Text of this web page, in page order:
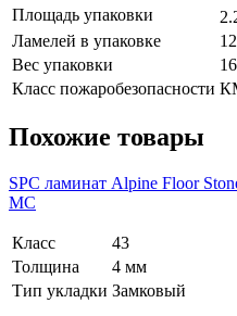
Площадь упаковки
Ламелей в упаковке
Вес упаковки
Класс пожаробезопасности
Похожие товары
SPC ламинат Alpine Floor
MC
Класс
43
Толщина
4 мм
Тип укладки Замковый